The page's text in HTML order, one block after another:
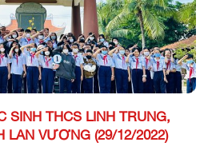
SINH THCS LINH TRUNG,
LAN VƯƠNG (29/12/2022)